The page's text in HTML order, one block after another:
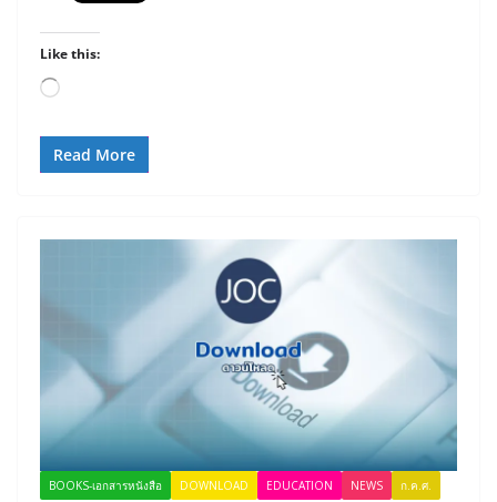
Like this:
Loading…
Read More
BOOKS-เอกสารหนังสือ DOWNLOAD EDUCATION NEWS ก.ค.ศ.